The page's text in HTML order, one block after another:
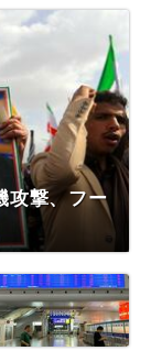
攻撃、フー